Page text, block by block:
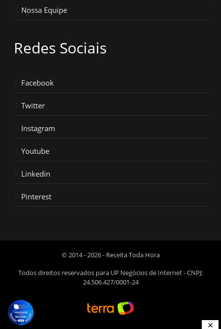
Nossa Equipe
Redes Sociais
Facebook
Twitter
Instagram
Youtube
Linkedin
Pinterest
© 2014 - 2026 - Receita Toda Hora
Todos direitos reservados para UP Negócios de Internet - CNPJ:
24.506.427/0001-24
×